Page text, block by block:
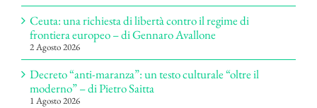
Ceuta: una richiesta di libertà contro il regime di
frontiera europeo – di Gennaro Avallone
2 Agosto 2026
Decreto “anti-maranza”: un testo culturale “oltre il
moderno” – di Pietro Saitta
1 Agosto 2026